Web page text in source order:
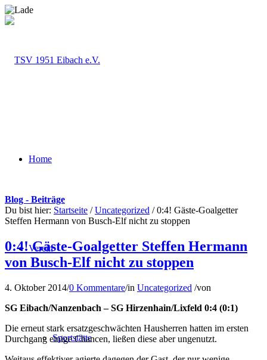
Home
Verein
Sportstätte
Blog - Beiträge
Du bist hier: Startseite / Uncategorized / 0:4! Gäste-Goalgetter
Steffen Hermann von Busch-Elf nicht zu stoppen
0:4! Gäste-Goalgetter Steffen Hermann
von Busch-Elf nicht zu stoppen
4. Oktober 2014/0 Kommentare/in Uncategorized /von
SG Eibach/Nanzenbach – SG Hirzenhain/Lixfeld 0:4 (0:1)
Die erneut stark ersatzgeschwächten Hausherren hatten im ersten
Durchgang einige Chancen, ließen diese aber ungenutzt.